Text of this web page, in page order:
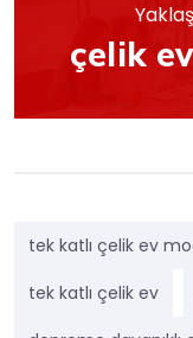
çelik
tek katlı çelik ev
tek katlı çelik ev